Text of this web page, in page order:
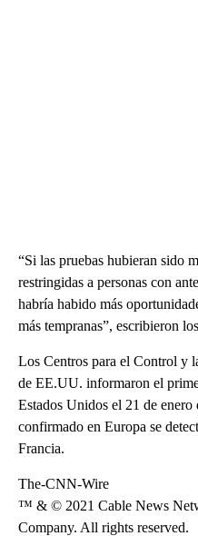
“Si las pruebas hubieran sido
restringidas a personas con
habría habido más
más tempranas”, escribieron
Los Centros para el Control y
de EE.UU. informaron el
Estados Unidos el 21 de
confirmado en Europa se
Francia.
The-CNN-Wire
™ & © 2021 Cable News
Company. All rights reserved.